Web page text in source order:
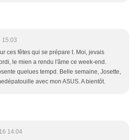
15:03
ces fêtes qui se prépare t. Moi, jevais
le mien a rendu l'âme ce week-end.
quelues tempd. Belle semaine, Josette,
avec mon ASUS. A bientôt.
14:04